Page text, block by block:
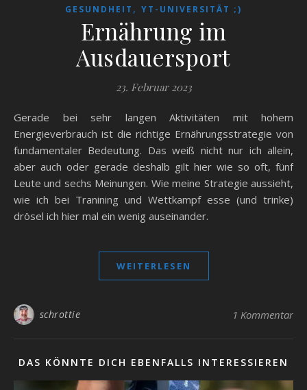
GESUNDHEIT , YT-UNIVERSITÄT ;)
Ernährung im
Ausdauersport
23. Februar 2023
Gerade bei sehr langen Aktivitäten mit hohem
Energieverbrauch ist die richtige Ernährungsstrategie von
fundamentaler Bedeutung. Das weiß nicht nur ich allein,
aber auch oder gerade deshalb gilt hier wie so oft, fünf
Leute und sechs Meinungen. Wie meine Strategie aussieht,
wie ich bei Tranining und Wettkampf esse (und trinke)
drösel ich hier mal ein wenig auseinander.
WEITERLESEN
schrottie 1 Kommentar
DAS KÖNNTE DICH EBENFALLS INTERESSIEREN